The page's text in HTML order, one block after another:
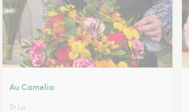
Au Camelia
St Lo